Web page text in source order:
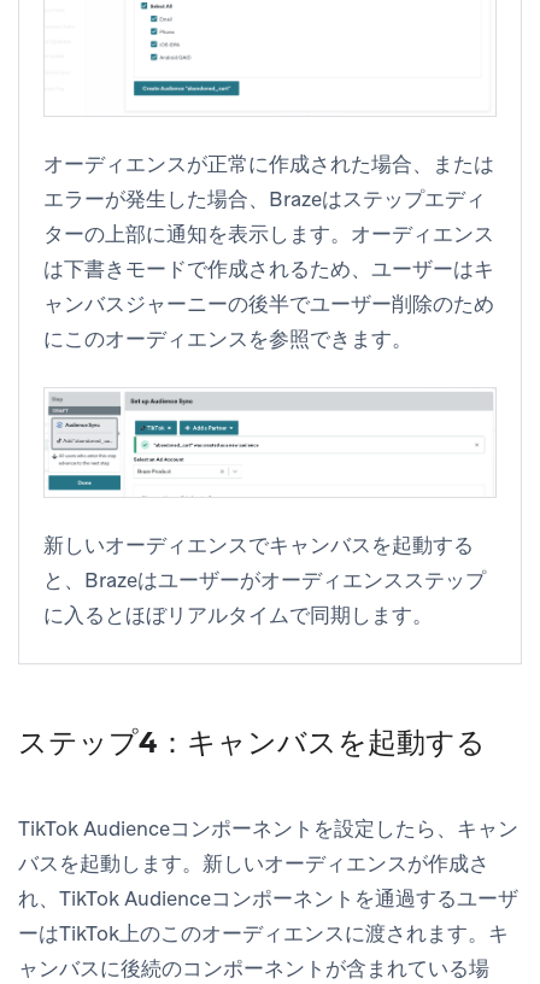
オーディエンスが正常に作成された場合、または
エラーが発生した場合、Brazeはステップエディ
ターの上部に通知を表示します。オーディエンス
は下書きモードで作成されるため、ユーザーはキ
ャンバスジャーニーの後半でユーザー削除のため
にこのオーディエンスを参照できます。
新しいオーディエンスでキャンバスを起動する
と、Brazeはユーザーがオーディエンスステップ
に入るとほぼリアルタイムで同期します。
ステップ4：キャンバスを起動する
TikTok Audienceコンポーネントを設定したら、キャン
バスを起動します。新しいオーディエンスが作成さ
れ、TikTok Audienceコンポーネントを通過するユーザ
ーはTikTok上のこのオーディエンスに渡されます。キ
ャンバスに後続のコンポーネントが含まれている場